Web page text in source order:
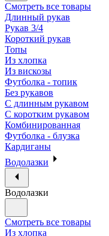
Смотреть все товары
Длинный рукав
Рукав 3/4
Короткий рукав
Топы
Из хлопка
Из вискозы
Футболка - топик
Без рукавов
С длинным рукавом
С коротким рукавом
Комбинированная
Футболка - блузка
Кардиганы
Водолазки
Водолазки
Смотреть все товары
Из хлопка